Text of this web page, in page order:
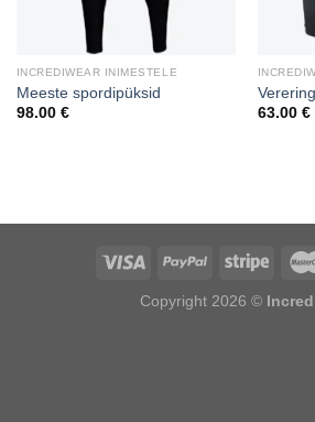
INCREDIWEAR INIMESTELE
Meeste spordipüksid
98.00 €
63.00 €
Copyright 2026 ©